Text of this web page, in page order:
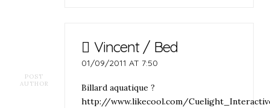
POST
AUTHOR
Vincent / Bed
01/09/2011 AT 7:50
Billard aquatique ?
http://www.likecool.com/